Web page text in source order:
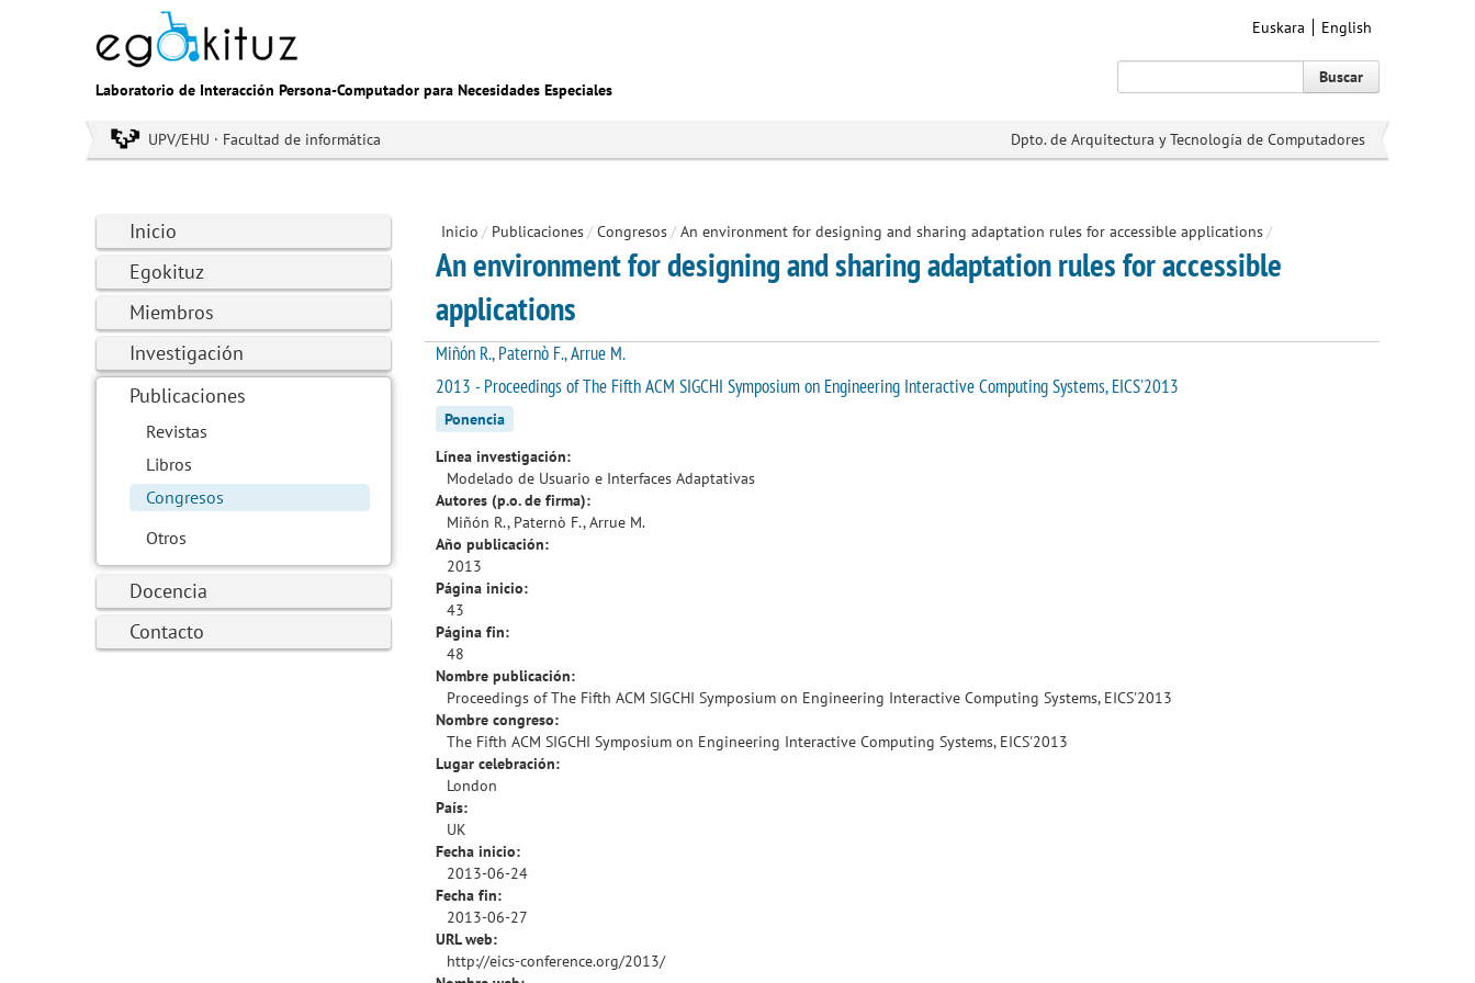
Laboratorio de Interacción Persona-Computador para Necesidades Especiales
Euskara English
Buscar
UPV/EHU · Facultad de informática Dpto. de Arquitectura y Tecnología de Computadores
Inicio
Egokituz
Miembros
Investigación
Publicaciones
Revistas
Libros
Congresos
Otros
Docencia
Contacto
Inicio / Publicaciones/ Congresos/ An environment for designing and sharing adaptation rules for accessible applications/
An environment for designing and sharing adaptation rules for accessible
applications
Miñón R., Paternò F., Arrue M.
2013 - Proceedings of The Fifth ACM SIGCHI Symposium on Engineering Interactive Computing Systems, EICS'2013
Ponencia
Línea investigación:
Modelado de Usuario e Interfaces Adaptativas
Autores (p.o. de firma):
Miñón R., Paternò F., Arrue M.
Año publicación:
2013
Página inicio:
43
Página fin:
48
Nombre publicación:
Proceedings of The Fifth ACM SIGCHI Symposium on Engineering Interactive Computing Systems, EICS'2013
Nombre congreso:
The Fifth ACM SIGCHI Symposium on Engineering Interactive Computing Systems, EICS'2013
Lugar celebración:
London
País:
UK
Fecha inicio:
2013-06-24
Fecha fin:
2013-06-27
URL web:
http://eics-conference.org/2013/